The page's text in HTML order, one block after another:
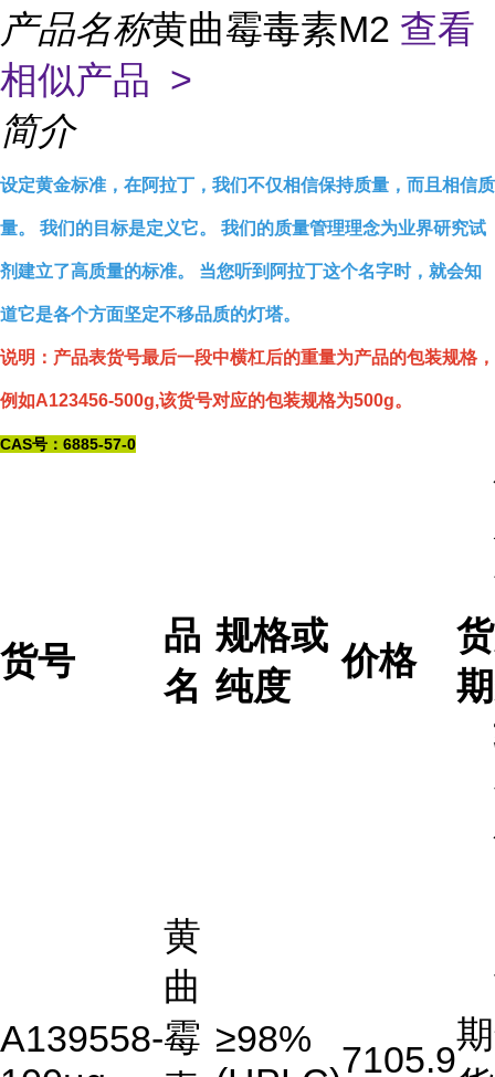
产品名称黄曲霉毒素M2 查看
相似产品 >
简介
设定黄金标准，在阿拉丁，我们不仅相信保持质量，而且相信质
量。 我们的目标是定义它。 我们的质量管理理念为业界研究试
剂建立了高质量的标准。 当您听到阿拉丁这个名字时，就会知
道它是各个方面坚定不移品质的灯塔。
说明：产品表货号最后一段中横杠后的重量为产品的包装规格，
例如A123456-500g,该货号对应的包装规格为500g。
CAS号：6885-57-0
货号
品
名
规格或
纯度
价格
货
期
A139558-
黄
曲
霉 ≥98%
7105.9
期